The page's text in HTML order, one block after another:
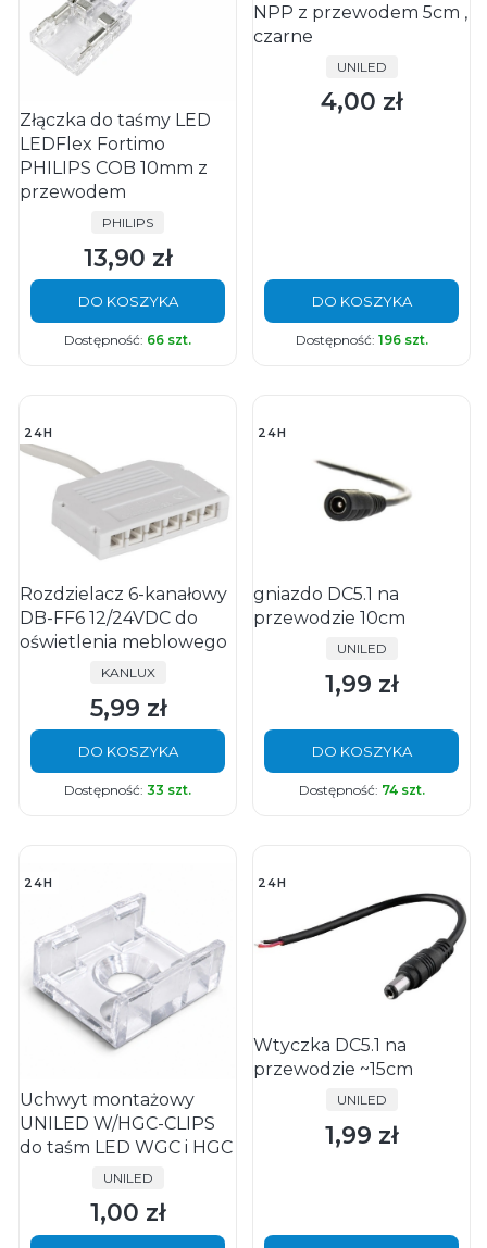
Złączka do taśmy LED
LEDFlex Fortimo
PHILIPS COB 10mm z
przewodem
PRODUCENT
PHILIPS
Cena
13,90 zł
DO KOSZYKA
Dostępność: 66 szt.
NPP z przewodem 5cm ,
czarne
PRODUCENT
UNILED
Cena
4,00 zł
DO KOSZYKA
Dostępność: 196 szt.
24H
Rozdzielacz 6-kanałowy
DB-FF6 12/24VDC do
oświetlenia meblowego
PRODUCENT
KANLUX
Cena
5,99 zł
DO KOSZYKA
Dostępność: 33 szt.
24H
gniazdo DC5.1 na
przewodzie 10cm
PRODUCENT
UNILED
Cena
1,99 zł
DO KOSZYKA
Dostępność: 74 szt.
24H
Uchwyt montażowy
UNILED W/HGC-CLIPS
do taśm LED WGC i HGC
PRODUCENT
UNILED
Cena
1,00 zł
24H
Wtyczka DC5.1 na
przewodzie ~15cm
PRODUCENT
UNILED
Cena
1,99 zł